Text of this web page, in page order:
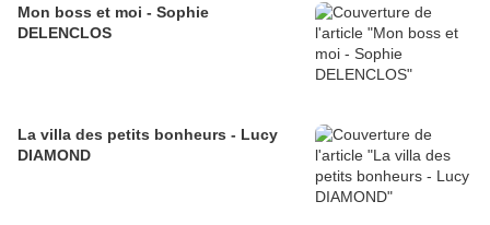
Mon boss et moi - Sophie
DELENCLOS
La villa des petits bonheurs - Lucy
DIAMOND